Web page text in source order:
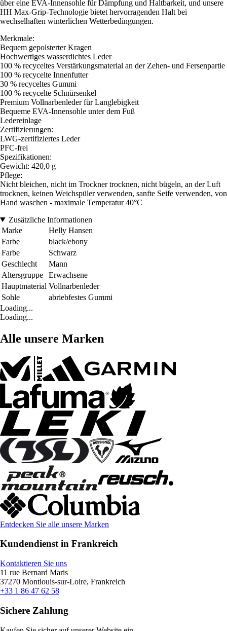
über eine EVA-Innensohle für Dämpfung und Haltbarkeit, und unsere
HH Max-Grip-Technologie bietet hervorragenden Halt bei
wechselhaften winterlichen Wetterbedingungen.
Merkmale:
Bequem gepolsterter Kragen
Hochwertiges wasserdichtes Leder
100 % recyceltes Verstärkungsmaterial an der Zehen- und Fersenpartie
100 % recycelte Innenfutter
30 % recyceltes Gummi
100 % recycelte Schnürsenkel
Premium Vollnarbenleder für Langlebigkeit
Bequeme EVA-Innensohle unter dem Fuß
Ledereinlage
Zertifizierungen:
LWG-zertifiziertes Leder
PFC-frei
Spezifikationen:
Gewicht: 420,0 g
Pflege:
Nicht bleichen, nicht im Trockner trocknen, nicht bügeln, an der Luft
trocknen, keinen Weichspüler verwenden, sanfte Seife verwenden, von
Hand waschen - maximale Temperatur 40°C
Zusätzliche Informationen
Marke
Helly Hansen
Farbe
black/ebony
Farbe
Schwarz
Geschlecht
Mann
Altersgruppe
Erwachsene
Hauptmaterial Vollnarbenleder
Sohle
abriebfestes Gummi
Loading...
Loading...
Alle unsere Marken
Entdecken Sie alle unsere Marken
Kundendienst in Frankreich
Kontaktieren Sie uns
11 rue Bernard Maris
37270 Montlouis-sur-Loire, Frankreich
+33 1 86 47 62 58
Sichere Zahlung